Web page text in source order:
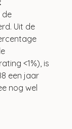
de
Uit de
<1%), is
een jaar
nog wel